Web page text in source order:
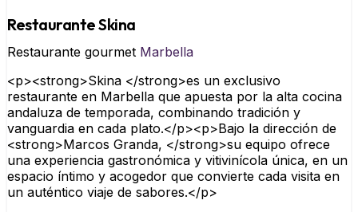
Restaurante Skina
Restaurante gourmet Marbella
<p><strong>Skina </strong>es un exclusivo
restaurante en Marbella que apuesta por la alta cocina
andaluza de temporada, combinando tradición y
vanguardia en cada plato.</p><p>Bajo la dirección de
<strong>Marcos Granda, </strong>su equipo ofrece
una experiencia gastronómica y vitivinícola única, en un
espacio íntimo y acogedor que convierte cada visita en
un auténtico viaje de sabores.</p>